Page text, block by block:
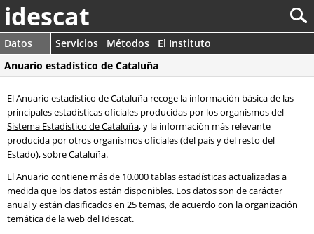
idescat
Datos Servicios Métodos
El Instituto
Anuario estadístico de Cataluña
El Anuario estadístico de Cataluña recoge la información básica de las
principales estadísticas oficiales producidas por los organismos del
Sistema Estadístico de Cataluña, y la información más relevante
producida por otros organismos oficiales (del país y del resto del
Estado), sobre Cataluña.
El Anuario contiene más de 10.000 tablas estadísticas actualizadas a
medida que los datos están disponibles. Los datos son de carácter
anual y están clasificados en 25 temas, de acuerdo con la organización
temática de la web del Idescat.